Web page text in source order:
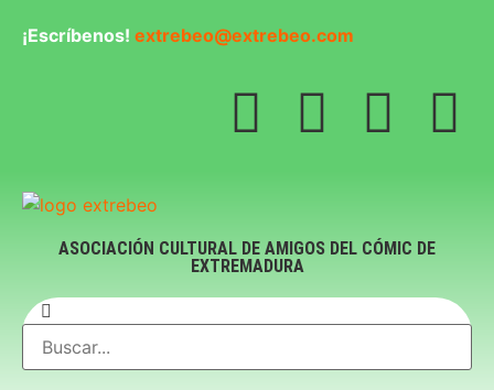
¡Escríbenos! extrebeo@extrebeo.com
ASOCIACIÓN CULTURAL DE AMIGOS DEL CÓMIC DE
EXTREMADURA